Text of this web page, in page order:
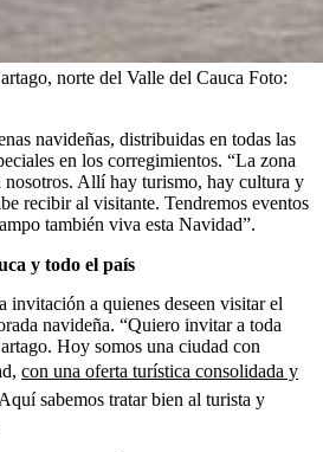
norte del Valle del Cauca Foto:
navideñas, distribuidas en todas las
en los corregimientos. “La zona
nosotros. Allí hay turismo, hay cultura y
recibir al visitante. Tendremos eventos
también viva esta Navidad”.
y todo el país
invitación a quienes deseen visitar el
navideña. “Quiero invitar a toda
Hoy somos una ciudad con
con una oferta turística consolidada y
Aquí sabemos tratar bien al turista y